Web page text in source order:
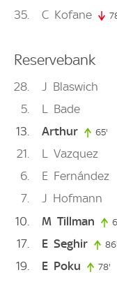
35
C Kofane
Reservebank
28 J Blaswich
5
L Bade
13
Arthur 65'
21 L Vazquez
6
E Fernández
7
J Hofmann
10
M Tillman
17 E Seghir 86'
19 E Poku 78'